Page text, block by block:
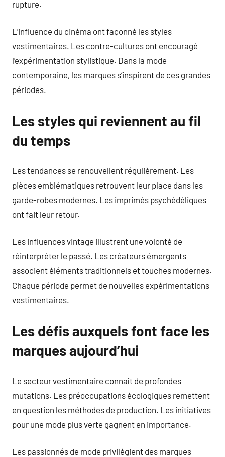
rupture.
L’influence du cinéma ont façonné les styles
vestimentaires. Les contre-cultures ont encouragé
l’expérimentation stylistique. Dans la mode
contemporaine, les marques s’inspirent de ces grandes
périodes.
Les styles qui reviennent au fil
du temps
Les tendances se renouvellent régulièrement. Les
pièces emblématiques retrouvent leur place dans les
garde-robes modernes. Les imprimés psychédéliques
ont fait leur retour.
Les influences vintage illustrent une volonté de
réinterpréter le passé. Les créateurs émergents
associent éléments traditionnels et touches modernes.
Chaque période permet de nouvelles expérimentations
vestimentaires.
Les défis auxquels font face les
marques aujourd’hui
Le secteur vestimentaire connaît de profondes
mutations. Les préoccupations écologiques remettent
en question les méthodes de production. Les initiatives
pour une mode plus verte gagnent en importance.
Les passionnés de mode privilégient des marques